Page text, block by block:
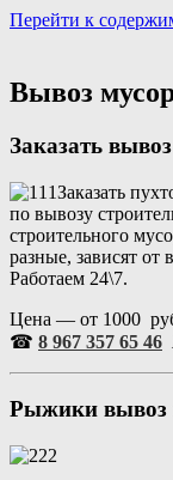
Перейти к
Вывоз
Заказать
Заказать
по вывозу
строительного
разные, зависят от
Работаем 24\7.
Цена — от 1000
☎ 8 967 357 65 46
Рыжики вывоз